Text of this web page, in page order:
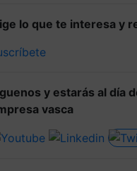
lo que te interesa y
y estarás al día
vasca